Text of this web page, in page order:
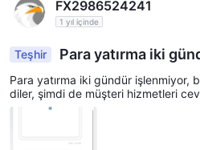
FX2986524241
1 yıl içinde
Teşhir
Para yatırma iki
sürekli beklememi
zmetleri cevap vermiyor
Para yatırma iki gündür işlenmiyor,
diler, şimdi de müşteri hizmetleri